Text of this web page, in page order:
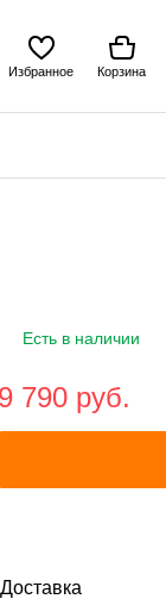
Избранное Корзина
Есть в наличии
9 790 pуб.
Доставка